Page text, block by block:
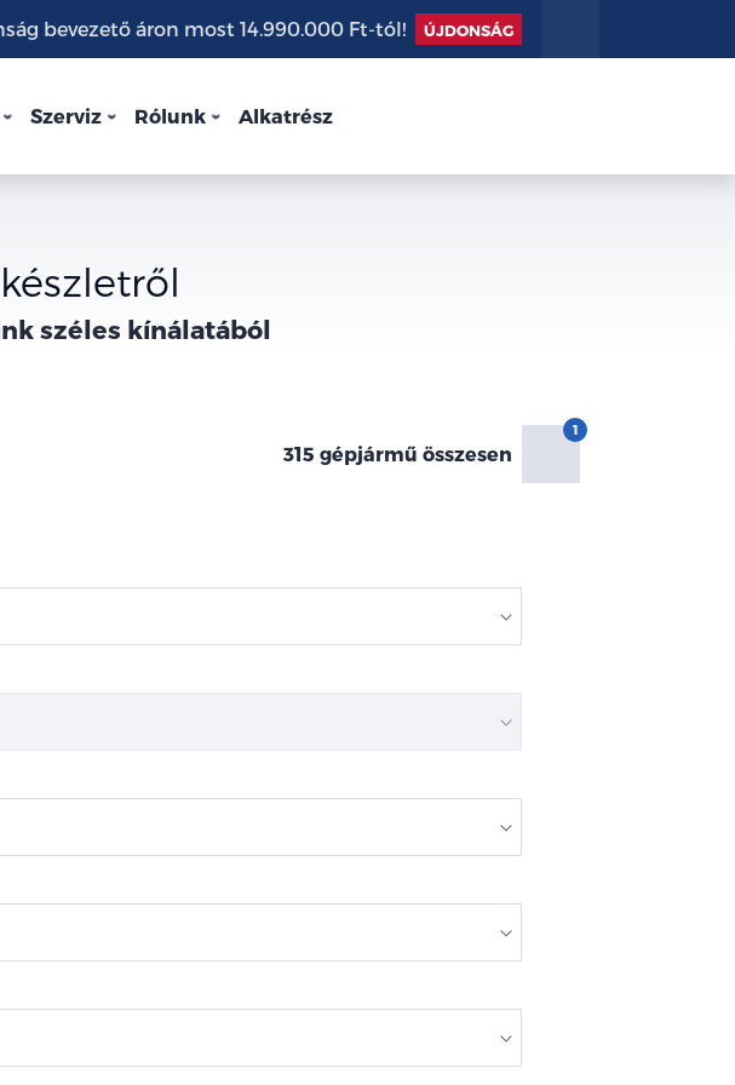
bevezető áron most 14.990.000 Ft-tól! ÚJDONSÁG
Szerviz Rólunk Alkatrész
széles kínálatából
315 gépjármű összesen